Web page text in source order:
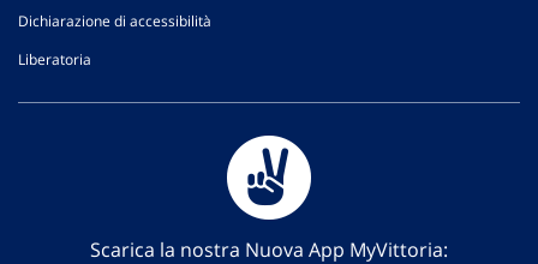
Dichiarazione di accessibilità
Liberatoria
Scarica la nostra Nuova App MyVittoria: